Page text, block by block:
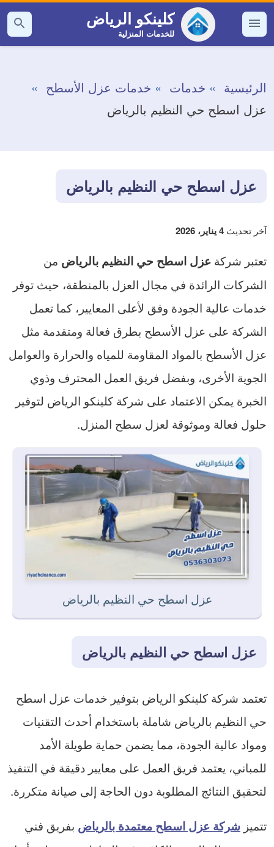
التجاوز
إلى القائمة
كلينكو الرياض
للخدمات المنزلية
بحث
عن
الرئيسية خدمات
خدمات عزل الأسطح
عزل اسطح حي النظيم بالرياض
عزل اسطح حي النظيم بالرياض
آخر تحديث 4 يناير، 2026
تعتبر شركة عزل اسطح حي النظيم بالرياض من
الشركات الرائدة في مجال العزل بالمنطقة، حيث توفر
خدمات عالية الجودة وفق لأعلى المعايير، كما تعمل
الشركة على عزل الأسطح بطرق فعالة ومتقدمة مثل
عزل الأسطح بالمواد المقاومة للمياه والحرارة والعوامل
الجوية الأخرى، وبفضل فريق العمل المحترف وذوي
الخبرة يمكن الاعتماد على شركة كلينكو الرياض لتوفير
حلول فعالة وموثوقة لعزل سطح المنزل.
عزل اسطح حي النظيم بالرياض
عزل اسطح حي النظيم بالرياض
تعتمد شركة كلينكو الرياض بتوفير خدمات عزل اسطح
حي النظيم بالرياض شاملة باستخدام أحدث التقنيات
ومواد عالية الجودة، مما يضمن حماية طويلة الأمد
للمباني، يعتمد فريق العمل على معايير دقيقة في التنفيذ
لتحقيق النتائج المطلوبة دون الحاجة إلى صيانة متكررة.
تتميز شركة عزل اسطح معتمدة بالرياض بفريق فني